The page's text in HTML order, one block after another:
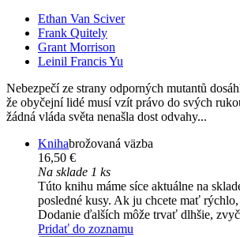
Ethan Van Sciver
Frank Quitely
Grant Morrison
Leinil Francis Yu
Nebezpečí ze strany odporných mutantů
že obyčejní lidé musí vzít právo do svých
žádná vláda světa nenašla dost odvahy...
Knihabrožovaná väzba
16,50 €
Na sklade 1 ks
Túto knihu máme síce aktuálne na
posledné kusy. Ak ju chcete mať
Dodanie ďalších môže trvať dlhšie,
Pridať do zoznamu